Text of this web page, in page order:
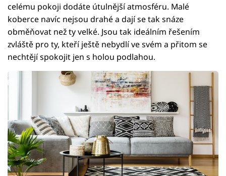
celému pokoji dodáte útulnější atmosféru. Malé
koberce navíc nejsou drahé a dají se tak snáze
obměňovat než ty velké. Jsou tak ideálním řešením
zvláště pro ty, kteří ještě nebydlí ve svém a přitom se
nechtějí spokojit jen s holou podlahou.